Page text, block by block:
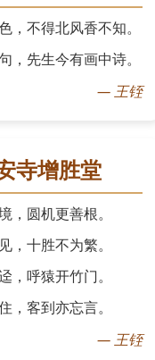
，不得北风香不知。
，先生今有画中诗。
—王铚
寺增胜堂
，圆机更善根。
，十胜不为繁。
，呼猿开竹门。
，客到亦忘言。
—王铚